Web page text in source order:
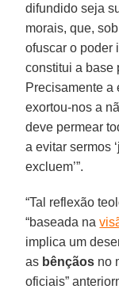
difundido seja
morais, que,
ofuscar o poder
constitui a base
Precisamente a
exortou-nos a
deve permear
a evitar sermos
excluem’”.
“Tal reflexão
“baseada na
implica um
as bênçãos no
oficiais”